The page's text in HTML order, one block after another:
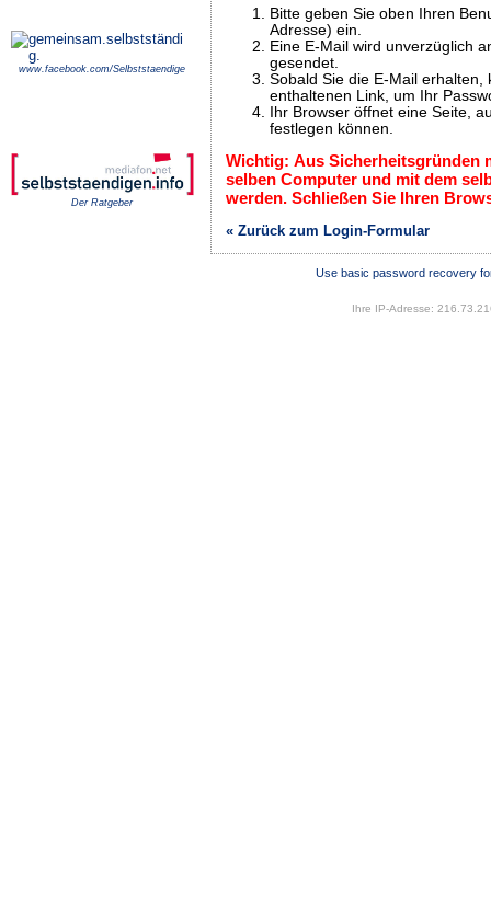
www.facebook.com/Selbststaendige
Der Ratgeber
Bitte geben Sie oben Ihren
Adresse) ein.
Eine E-Mail wird unverzüglich
gesendet.
Sobald Sie die E-Mail erhalten,
enthaltenen Link, um Ihr
Ihr Browser öffnet eine Seite,
festlegen können.
Wichtig: Aus Sicherheitsgründen
selben Computer und mit dem
werden. Schließen Sie Ihren
« Zurück zum Login-Formular
Use basic password recovery
Ihre IP-Adresse: